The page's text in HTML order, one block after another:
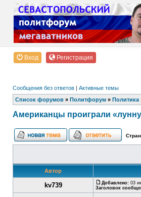
Вход Регистрация
Сообщения без ответов | Активные темы
Список форумов » Политфорум » Политика
Американцы проиграли
Автор
kv739 Добавлено: 03
Заголовок